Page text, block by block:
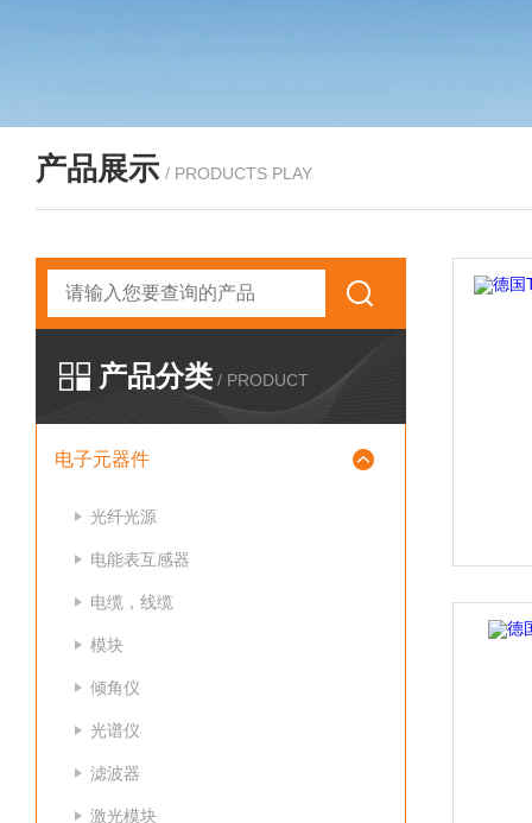
产品展示 / PRODUCTS PLAY
产品分类 / PRODUCT
电子元器件
光纤光源
电能表互感器
电缆，线缆
模块
倾角仪
光谱仪
滤波器
激光模块